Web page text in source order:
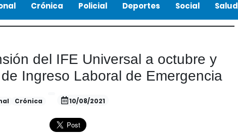
Crónica Policial Deportes Social Salud
del IFE Universal a octubre y
Ingreso Laboral de Emergencia
Crónica 10/08/2021